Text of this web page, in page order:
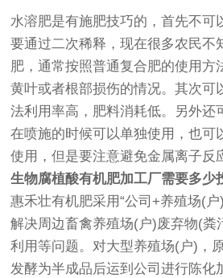
水溶肥是有施肥技巧的，首先不可
要通过二次稀释，现在很多农民不
肥，通常按照普通复合肥的使用方
黄叶或者根部损伤的情况。其次可
法利用率高，肥料消耗低。另外还
在喷施的时候可以单独使用，也可
使用，但是要注意避免金属离子反
生物腐植酸有机肥加工厂需要多少
惠禾壮有机肥采用“公司+养殖场(户
解决周边畜禽养殖场(户)废弃物(粪
利用等问题。对大型养殖场(户)，
发酵为半成品后运到公司进行陈化